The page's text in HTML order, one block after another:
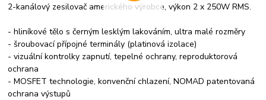
2-kanálový zesilovač amerického výrobce, výkon 2 x 250W RMS.
- hliníkové tělo s černým lesklým lakováním, ultra malé rozměry
- šroubovací přípojné terminály (platinová izolace)
- vizuální kontrolky zapnutí, tepelné ochrany, reproduktorová
ochrana
- MOSFET technologie, konvenční chlazení, NOMAD patentovaná
ochrana výstupů